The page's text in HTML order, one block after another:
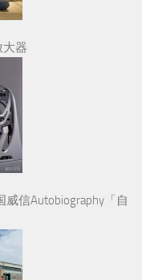
大器
威信Autobiography「自